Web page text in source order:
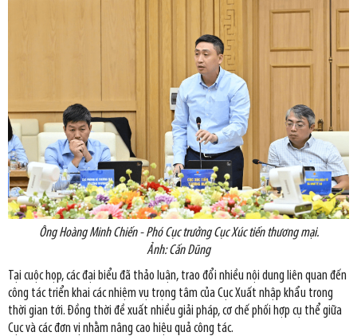
Ông Hoàng Minh Chiến - Phó Cục trưởng Cục Xúc tiến thương mại.
Ảnh: Cấn Dũng
Tại cuộc họp, các đại biểu đã thảo luận, trao đổi nhiều nội dung liên quan đến
công tác triển khai các nhiệm vụ trọng tâm của Cục Xuất nhập khẩu trong
thời gian tới. Đồng thời đề xuất nhiều giải pháp, cơ chế phối hợp cụ thể giữa
Cục và các đơn vị nhằm nâng cao hiệu quả công tác.